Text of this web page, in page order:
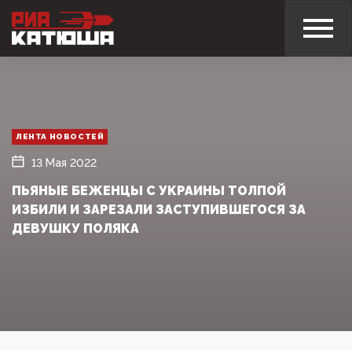
ЛЕНТА НОВОСТЕЙ
13 Мая 2022
ПЬЯНЫЕ БЕЖЕНЦЫ С УКРАИНЫ ТОЛПОЙ
ИЗБИЛИ И ЗАРЕЗАЛИ ЗАСТУПИВШЕГОСЯ ЗА
ДЕВУШКУ ПОЛЯКА